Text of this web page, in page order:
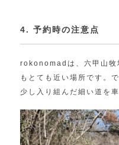
4. 予約時の注意点
rokonomadは、六甲山牧
もとても近い場所です。
少し入り組んだ細い道を